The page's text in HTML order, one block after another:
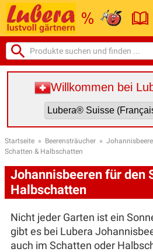
Willkommen bei
Startseite » Beerensträucher »
Schatten & Halbschatten
Johannisbeeren für den
Halbschatten
Nicht jeder Garten ist ein
gibt es bei Lubera
auch im Schatten oder